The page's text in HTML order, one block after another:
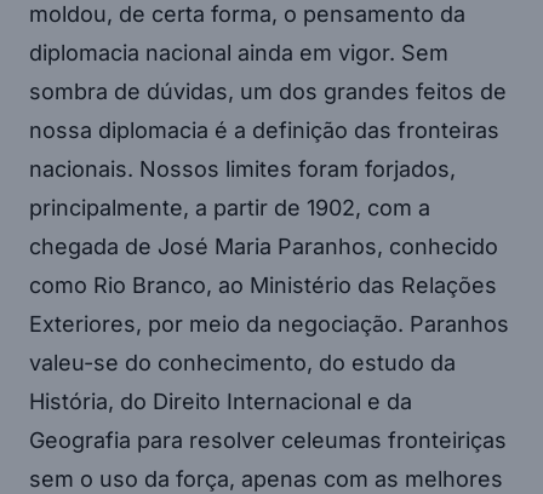
moldou, de certa forma, o pensamento da
diplomacia nacional ainda em vigor. Sem
sombra de dúvidas, um dos grandes feitos de
nossa diplomacia é a definição das fronteiras
nacionais. Nossos limites foram forjados,
principalmente, a partir de 1902, com a
chegada de José Maria Paranhos, conhecido
como Rio Branco, ao Ministério das Relações
Exteriores, por meio da negociação. Paranhos
valeu-se do conhecimento, do estudo da
História, do Direito Internacional e da
Geografia para resolver celeumas fronteiriças
sem o uso da força, apenas com as melhores